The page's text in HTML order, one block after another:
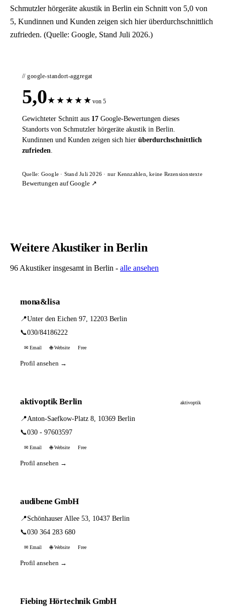
Schmutzler hörgeräte akustik in Berlin ein Schnitt von 5,0 von
5, Kundinnen und Kunden zeigen sich hier überdurchschnittlich
zufrieden. (Quelle: Google, Stand Juli 2026.)
// google-standort-aggregat
5,0★ ★ ★ ★ ★ von 5
Gewichteter Schnitt aus 17 Google-Bewertungen dieses
Standorts von Schmutzler hörgeräte akustik in Berlin.
Kundinnen und Kunden zeigen sich hier überdurchschnittlich
zufrieden.
Quelle: Google · Stand Juli 2026 · nur Kennzahlen, keine Rezensionstexte
Bewertungen auf Google ↗
Weitere Akustiker in Berlin
96 Akustiker insgesamt in Berlin - alle ansehen
mona&lisa
📍Unter den Eichen 97, 12203 Berlin
📞030/84186222
✉ Email 🌐 Website Free
Profil ansehen →
aktivoptik Berlin aktivoptik
📍Anton-Saefkow-Platz 8, 10369 Berlin
📞030 - 97603597
✉ Email 🌐 Website Free
Profil ansehen →
audibene GmbH
📍Schönhauser Allee 53, 10437 Berlin
📞030 364 283 680
✉ Email 🌐 Website Free
Profil ansehen →
Fiebing Hörtechnik GmbH